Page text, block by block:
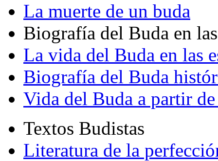
La muerte de un buda
Biografía del Buda en
La vida del Buda en las
Biografía del Buda
Vida del Buda a partir de
Textos Budistas
Literatura de la